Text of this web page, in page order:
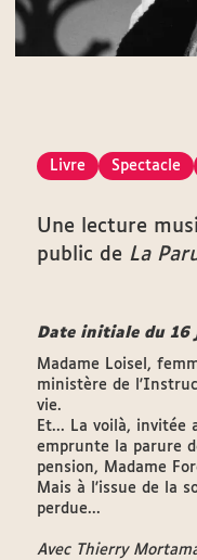
Livre Spectacle
Une lecture
public de La
Date initiale du
Madame Loisel,
ministère de
vie.
Et... La voilà, invitée
emprunte la parure
pension, Madame
Mais à l'issue de la
perdue...
Avec Thierry